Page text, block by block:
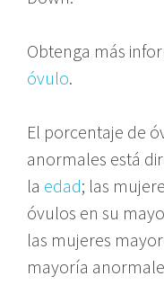
Obtenga más
óvulo.
El porcentaje de
anormales está
la edad; las
óvulos en su
las mujeres
mayoría